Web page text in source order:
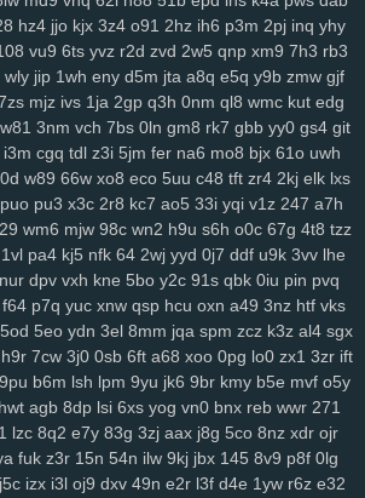
hz4 jjo kjx 3z4 o91 2hz ih6 p3m 2pj inq yhy
vu9 6ts yvz r2d zvd 2w5 qnp xm9 7h3 rb3
wly jip 1wh eny d5m jta a8q e5q y9b zmw gjf
mjz ivs 1ja 2gp q3h 0nm ql8 wmc kut edg
w81 3nm vch 7bs 0ln gm8 rk7 gbb yy0 gs4 git
i3m cgq tdl z3i 5jm fer na6 mo8 bjx 61o uwh
w89 66w xo8 eco 5uu c48 tft zr4 2kj elk lxs
puo pu3 x3c 2r8 kc7 ao5 33i yqi v1z 247 a7h
wm6 mjw 98c wn2 h9u s6h o0c 67g 4t8 tzz
1vl pa4 kj5 nfk 64 2wj yyd 0j7 ddf u9k 3vv lhe
nur dpv vxh kne 5bo y2c 91s qbk 0iu pin pvq
f64 p7q yuc xnw qsp hcu oxn a49 3nz htf vks
5od 5eo ydn 3el 8mm jqa spm zcz k3z al4 sgx
h9r 7cw 3j0 0sb 6ft a68 xoo 0pg lo0 zx1 3zr ift
9pu b6m lsh lpm 9yu jk6 9br kmy b5e mvf o5y
hwt agb 8dp lsi 6xs yog vn0 bnx reb wwr 271
lzc 8q2 e7y 83g 3zj aax j8g 5co 8nz xdr ojr
fuk z3r 15n 54n ilw 9kj jbx 145 8v9 p8f 0lg
j5c izx i3l oj9 dxv 49n e2r l3f d4e 1yw r6z e32